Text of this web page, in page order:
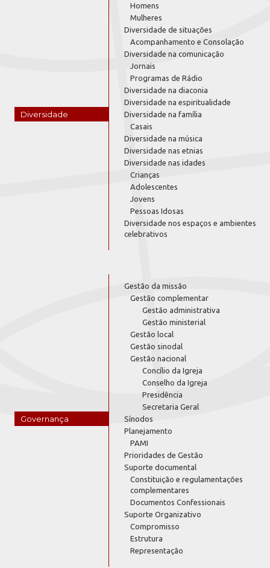
Diversidade
Homens
Mulheres
Diversidade de situações
Acompanhamento e Consolação
Diversidade na comunicação
Jornais
Programas de Rádio
Diversidade na diaconia
Diversidade na espiritualidade
Diversidade na família
Casais
Diversidade na música
Diversidade nas etnias
Diversidade nas idades
Crianças
Adolescentes
Jovens
Pessoas Idosas
Diversidade nos espaços e ambientes
celebrativos
Governança
Gestão da missão
Gestão complementar
Gestão administrativa
Gestão ministerial
Gestão local
Gestão sinodal
Gestão nacional
Concílio da Igreja
Conselho da Igreja
Presidência
Secretaria Geral
Sínodos
Planejamento
PAMI
Prioridades de Gestão
Suporte documental
Constituição e regulamentações
complementares
Documentos Confessionais
Suporte Organizativo
Compromisso
Estrutura
Representação